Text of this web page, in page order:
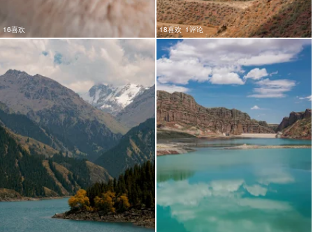
16喜欢 18喜欢 1评论